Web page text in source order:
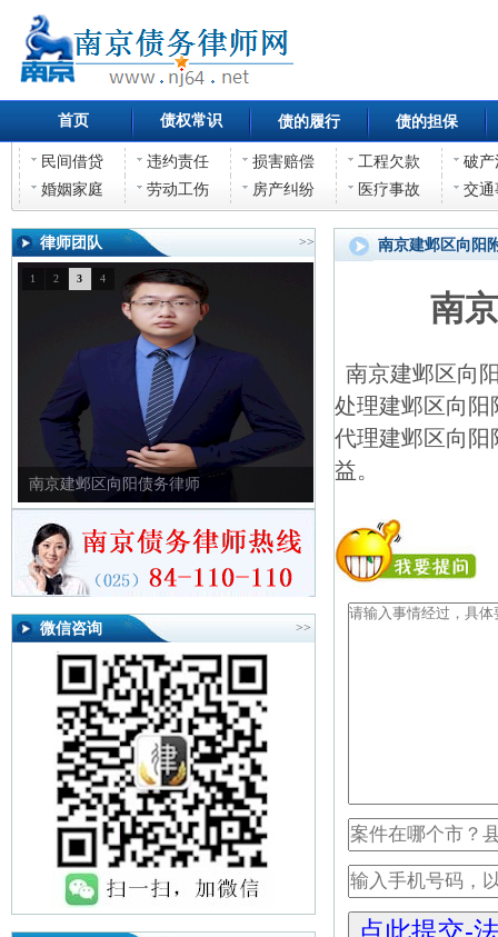
首页 债权常识 债的履行 债的担保
民间借贷 违约责任 损害赔偿 工程欠款
破产
婚姻家庭
劳动工伤 房产纠纷 医疗事故 交通
律师团队 >>
南京建邺区向阳债权债务律师
1 2 3 4
微信咨询 >>
南京建邺区向阳
南
南京建邺区向
处理建邺区向阳
代理建邺区向阳
益。